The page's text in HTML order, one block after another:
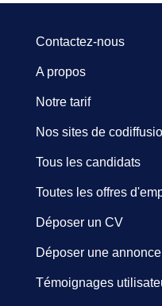
Contactez-nous
A propos
Notre tarif
Nos sites de
Tous les candidats
Toutes les offres
Déposer un CV
Déposer une annonce
Témoignages